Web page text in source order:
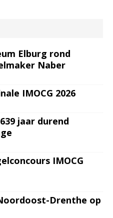
Elburg rond
Naber
IMOCG 2026
jaar durend
IMOCG
Drenthe op